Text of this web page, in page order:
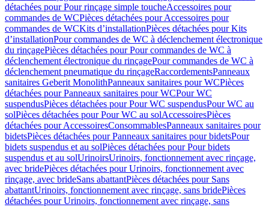
détachées pour Pour rinçage simple toucheAccessoires pour
commandes de WCPièces détachées pour Accessoires pour
commandes de WCKits d’installationPièces détachées pour Kits
d’installationPour commandes de WC à déclenchement électronique
du rinçagePièces détachées pour Pour commandes de WC à
déclenchement électronique du rinçagePour commandes de WC à
déclenchement pneumatique du rinçageRaccordementsPanneaux
sanitaires Geberit MonolithPanneaux sanitaires pour WCPièces
détachées pour Panneaux sanitaires pour WCPour WC
suspendusPièces détachées pour Pour WC suspendusPour WC au
solPièces détachées pour Pour WC au solAccessoiresPièces
détachées pour AccessoiresConsommablesPanneaux sanitaires pour
bidetsPièces détachées pour Panneaux sanitaires pour bidetsPour
bidets suspendus et au solPièces détachées pour Pour bidets
suspendus et au solUrinoirsUrinoirs, fonctionnement avec rinçage,
avec bridePièces détachées pour Urinoirs, fonctionnement avec
rinçage, avec brideSans abattantPièces détachées pour Sans
abattantUrinoirs, fonctionnement avec rinçage, sans bridePièces
détachées pour Urinoirs, fonctionnement avec rinçage, sans